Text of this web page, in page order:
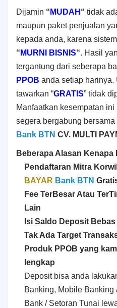
Dijamin “ MUDAH “ tidak
maupun paket penjualan
kepada anda, karena
“ MURNI BISNIS“. Hasil
tergantung dari seberapa
PPOB anda setiap harinya.
tawarkan “GRATIS” tidak
Manfaatkan kesempatan
segera bergabung bersama
Bank BTN CV. MULTI
Beberapa Alasan Kenapa
Pendaftaran Mitra Korwil
BAYAR Bank BTN
Fee TerBesar Atau
Lain
Isi Saldo Deposit Bebas
Tak Ada Target
Produk PPOB yang
lengkap
Deposit bisa anda
Banking, Mobile Banking
Bank / Setoran Tunai